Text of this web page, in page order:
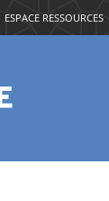
ESPACE RESSOURCES